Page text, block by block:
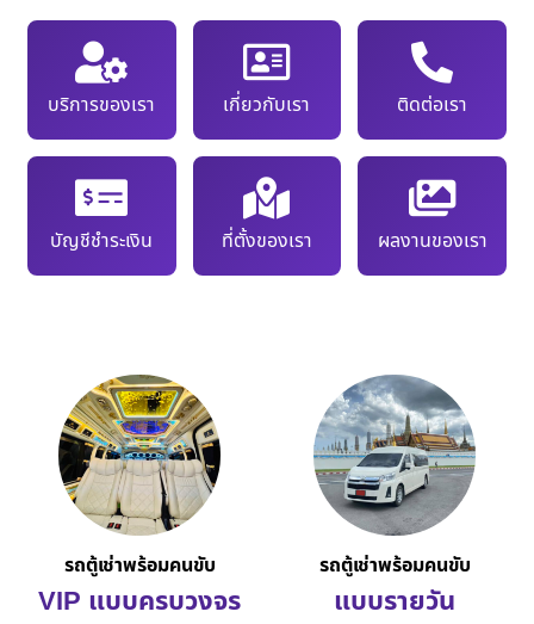
บริการของเรา เกี่ยวกับเรา ติดต่อเรา
บัญชีชำระเงิน ที่ตั้งของเรา ผลงานของเรา
รถตู้เช่าพร้อมคนขับ
VIP แบบครบวงจร
รถตู้เช่าพร้อมคนขับ
แบบรายวัน